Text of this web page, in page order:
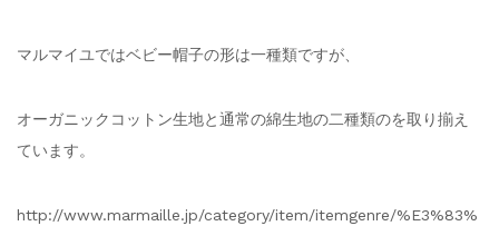
マルマイユではベビー帽子の形は一種類ですが、
オーガニックコットン生地と通常の綿生地の二種類のを取り揃え
ています。
http://www.marmaille.jp/category/item/itemgenre/%E3%83%